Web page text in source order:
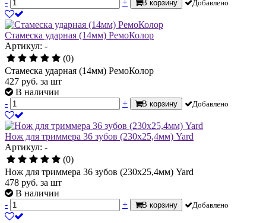
В корзину Добавлено
Стамеска ударная (14мм) РемоКолор
Артикул: -
(0)
Стамеска ударная (14мм) РемоКолор
427 руб. за шт
В наличии
-
+ В корзину Добавлено
Нож для триммера 36 зубов (230х25,4мм) Yard
Артикул: -
(0)
Нож для триммера 36 зубов (230х25,4мм) Yard
478 руб. за шт
В наличии
-
+ В корзину Добавлено